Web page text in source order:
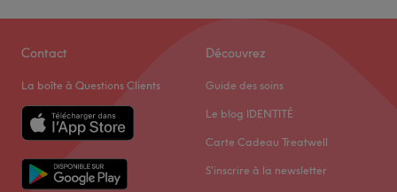
Contact
La boîte à Questions Clients
Découvrez
Guide des soins
Le blog IDENTITÉ
Carte Cadeau Treatwell
S'inscrire à la newsletter